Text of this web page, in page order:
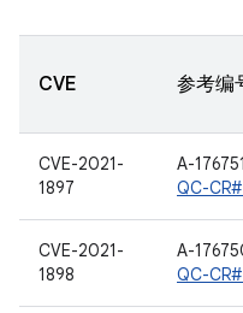
CVE 参考编
CVE-2021-
1897
A-
QC-
CVE-2021-
1898
A-
QC-